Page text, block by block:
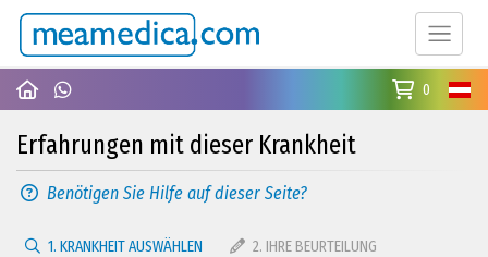
0
Erfahrungen mit dieser Krankheit
Benötigen Sie Hilfe auf dieser Seite?
1. KRANKHEIT AUSWÄHLEN 2. IHRE BEURTEILUNG